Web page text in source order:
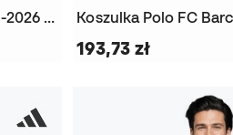
Koszulka Polo SLB Benfica 2025-2026 Odzież kibica
193,73 zł